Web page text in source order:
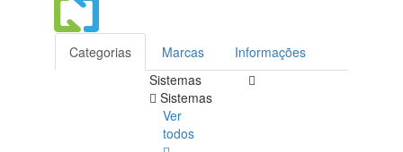
Categorias Marcas
Informações
Sistemas
Sistemas
Ver
todos